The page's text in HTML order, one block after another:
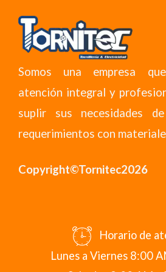
Somos una empresa
atención integral y
suplir sus necesidades
requerimientos con
Copyright©Tornitec2026
Horario de
Lunes a Viernes 8:00